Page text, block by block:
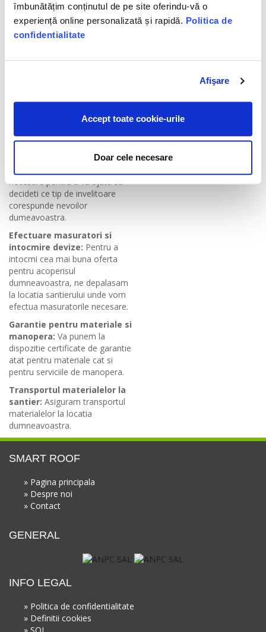
îmbunătățim conținutul de pe site oferindu-vă o
experiență online personalizată și rapidă. Politica de
confidentialitate
Afişare
Accept toate cookie-urile
Doar cele necesare
MONTAJE
Tigla ceramica,metalica si de beton
SERVICII GRATUITE
Consultanta de specialitate:
Consilierul tehnic va pune la
necesare pentru a va ajuta sa
decideti ce tip de invelitoare
corespunde nevoilor
dumeavoastra.
Efectuare masuratori si
intocmire devize: Pentru a
intocmi cea mai buna oferta
pentru acoperisul
dumneavoastra, ne depalasam
la locatia santierului unde vom
efectua masuratorile necesare.
Garantie pentru materiale si
manopera: Va punem la
dispozitie certificate de garantie
atat pentru materiale cat si
pentru serviciile de manopera.
Transportul materialelor la
santier: Asiguram transportul
materialelor la locatia
dumneavoastra.
Calitatea materialelor +
un SMART acoperis
SMART ROOF
» Pagina principala
» Despre noi
» Contact
GENERAL
INFO LEGAL
» Politica de confidentialitate
» Definitii cookies